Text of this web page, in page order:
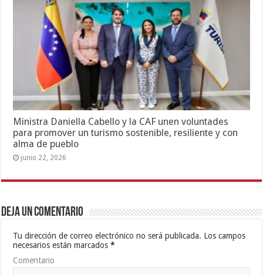
Ministra Daniella Cabello y la CAF unen voluntades
para promover un turismo sostenible, resiliente y con
alma de pueblo
junio 22, 2026
Deja un comentario
Tu dirección de correo electrónico no será publicada. Los campos
necesarios están marcados*
Comentario